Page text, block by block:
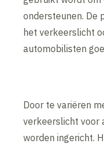
ondersteunen. De
het verkeerslicht
automobilisten
Door te variëren
verkeerslicht voor
worden ingericht.